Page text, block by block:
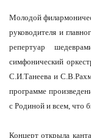
Молодой
руководителя и
репертуар
симфонический
С.И.Танеева и
программе
с Родиной и всем, что
Концерт открыла